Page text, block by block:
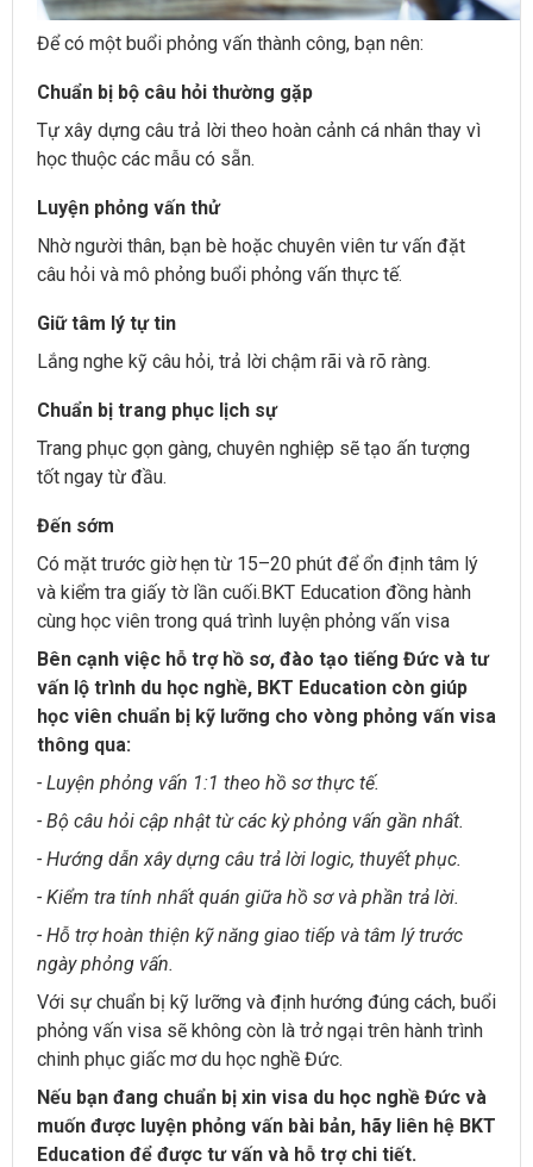
Để có một buổi phỏng vấn thành công, bạn nên:
Chuẩn bị bộ câu hỏi thường gặp
Tự xây dựng câu trả lời theo hoàn cảnh cá nhân thay vì
học thuộc các mẫu có sẵn.
Luyện phỏng vấn thử
Nhờ người thân, bạn bè hoặc chuyên viên tư vấn đặt
câu hỏi và mô phỏng buổi phỏng vấn thực tế.
Giữ tâm lý tự tin
Lắng nghe kỹ câu hỏi, trả lời chậm rãi và rõ ràng.
Chuẩn bị trang phục lịch sự
Trang phục gọn gàng, chuyên nghiệp sẽ tạo ấn tượng
tốt ngay từ đầu.
Đến sớm
Có mặt trước giờ hẹn từ 15–20 phút để ổn định tâm lý
và kiểm tra giấy tờ lần cuối.BKT Education đồng hành
cùng học viên trong quá trình luyện phỏng vấn visa
Bên cạnh việc hỗ trợ hồ sơ, đào tạo tiếng Đức và tư
vấn lộ trình du học nghề, BKT Education còn giúp
học viên chuẩn bị kỹ lưỡng cho vòng phỏng vấn visa
thông qua:
- Luyện phỏng vấn 1:1 theo hồ sơ thực tế.
- Bộ câu hỏi cập nhật từ các kỳ phỏng vấn gần nhất.
- Hướng dẫn xây dựng câu trả lời logic, thuyết phục.
- Kiểm tra tính nhất quán giữa hồ sơ và phần trả lời.
- Hỗ trợ hoàn thiện kỹ năng giao tiếp và tâm lý trước
ngày phỏng vấn.
Với sự chuẩn bị kỹ lưỡng và định hướng đúng cách, buổi
phỏng vấn visa sẽ không còn là trở ngại trên hành trình
chinh phục giấc mơ du học nghề Đức.
Nếu bạn đang chuẩn bị xin visa du học nghề Đức và
muốn được luyện phỏng vấn bài bản, hãy liên hệ BKT
Education để được tư vấn và hỗ trợ chi tiết.